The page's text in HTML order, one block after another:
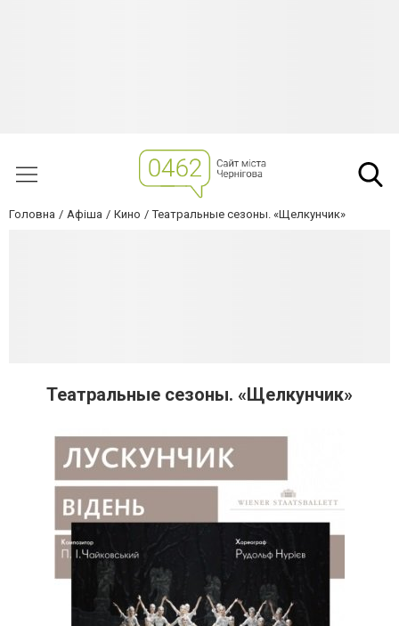
Головна Афіша Кино Театральные сезоны. «Щелкунчик»
Театральные сезоны. «Щелкунчик»